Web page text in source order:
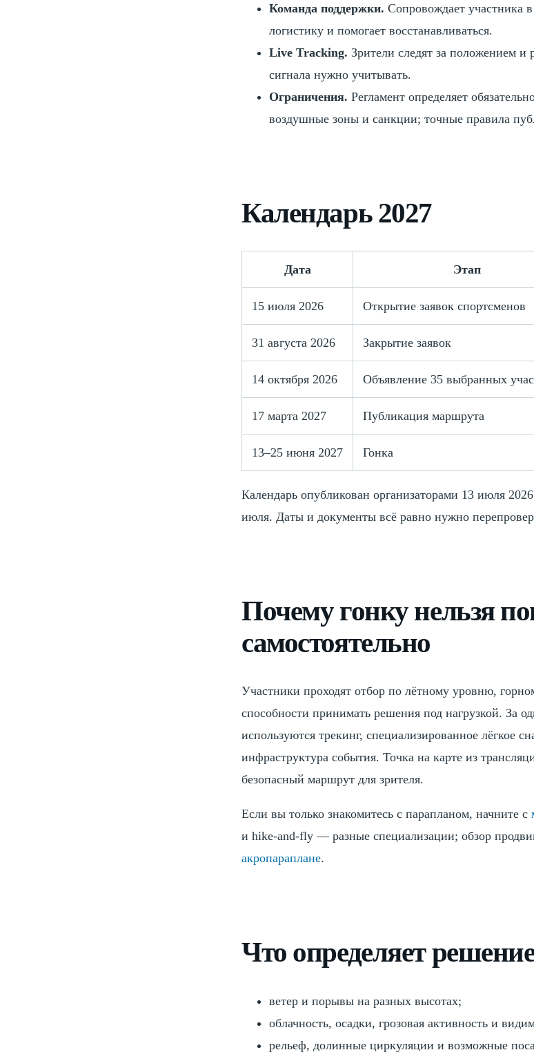
Команда поддержки. Сопровождает участника
логистику и помогает восстанавливаться.
Live Tracking. Зрители следят за положением
сигнала нужно учитывать.
Ограничения. Регламент определяет
воздушные зоны и санкции; точные правила
Календарь 2027
Дата Этап
15 июля 2026 Открытие заявок спортсменов
31 августа 2026 Закрытие заявок
14 октября 2026 Объявление 35 выбранных
17 марта 2027 Публикация маршрута
13–25 июня 2027 Гонка
Календарь опубликован организаторами 13 июля
июля. Даты и документы всё равно нужно
Почему гонку нельзя
самостоятельно
Участники проходят отбор по лётному уровню,
способности принимать решения под нагрузкой. За
используются трекинг, специализированное лёгкое
инфраструктура события. Точка на карте из
безопасный маршрут для зрителя.
Если вы только знакомитесь с парапланом, начните с
и hike-and-fly — разные специализации; обзор
акропараплане.
Что определяет
ветер и порывы на разных высотах;
облачность, осадки, грозовая активность и
рельеф, долинные циркуляции и возможные